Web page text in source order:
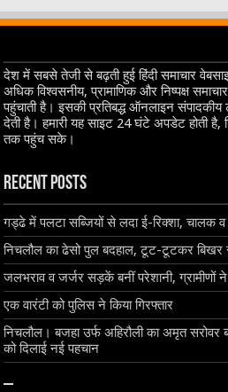
देश में सबसे तेजी से बढ़ती हुई हिंदी समाचार
अधिक विश्वसनीय, प्रामाणिक और निष्पक्ष
पहुंचाती है। इसकी प्रतिबद्ध ऑनलाइन
देती है। हमारी यह साइट 24 घंटे अपडेट होती
तक पहुंच सके।
Recent Posts
गड्ढे में पलटा सब्जियों से लदा ई-रिक्शा, चालक
निचलौल का ढेसो पुल बदहाल, टूट-टूटकर बिखर
जलभराव व जर्जर सड़कें बनीं परेशानी, ग्रामीणों
एक वारंटी को पुलिस ने किया गिरफ्तार
निचलौल। बजहा उर्फ अहिरौली का अमृत
को दिलाई नई पहचान
–